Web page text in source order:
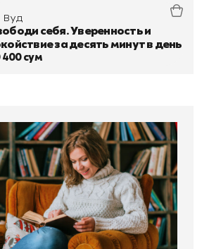
Вуд
себя. Уверенность и
за десять минут в день
400 сум